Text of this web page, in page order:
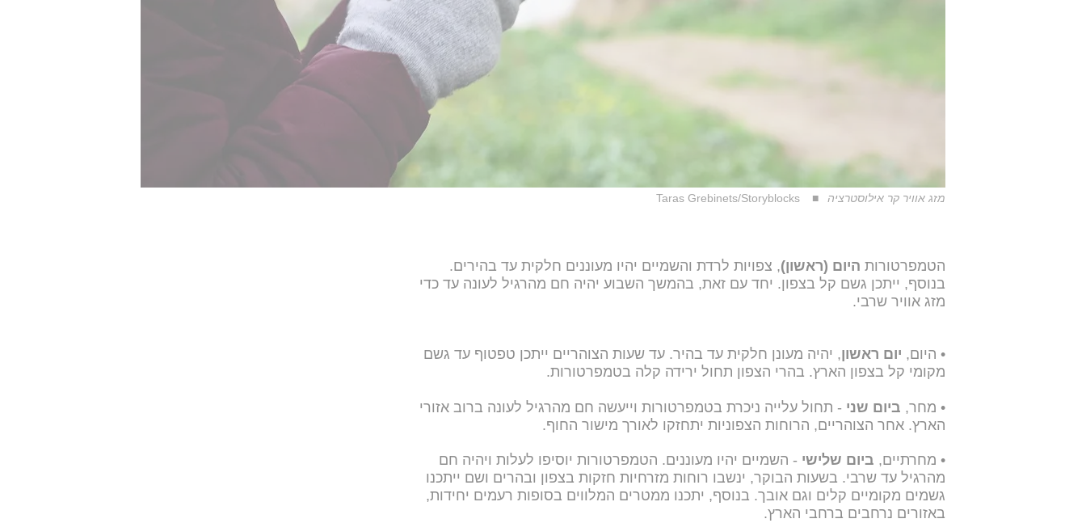
מזג אוויר קר אילוסטרציה
הטמפרטורות היום (ראשון), צפויות לרדת והשמיים יהיו מעוננים חלקית עד בהירים.
בנוסף, ייתכן גשם קל בצפון. יחד עם זאת, בהמשך השבוע יהיה חם מהרגיל לעונה עד כדי
מזג אוויר שרבי.
• היום, יום ראשון, יהיה מעונן חלקית עד בהיר. עד שעות הצוהריים ייתכן טפטוף עד גשם
מקומי קל בצפון הארץ. בהרי הצפון תחול ירידה קלה בטמפרטורות.
• מחר, ביום שני - תחול עלייה ניכרת בטמפרטורות וייעשה חם מהרגיל לעונה ברוב אזורי
הארץ. אחר הצוהריים, הרוחות הצפוניות יתחזקו לאורך מישור החוף.
• מחרתיים, ביום שלישי - השמיים יהיו מעוננים. הטמפרטורות יוסיפו לעלות ויהיה חם
מהרגיל עד שרבי. בשעות הבוקר, ינשבו רוחות מזרחיות חזקות בצפון ובהרים ושם ייתכנו
גשמים מקומיים קלים וגם אובך. בנוסף, יתכנו ממטרים המלווים בסופות רעמים יחידות,
באזורים נרחבים ברחבי הארץ.